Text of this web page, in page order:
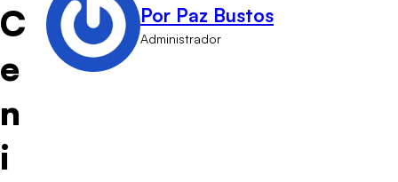
C
e
n
i
Por Paz Bustos
Administrador